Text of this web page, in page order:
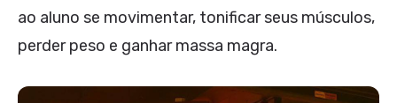
ao aluno se movimentar, tonificar seus músculos,
perder peso e ganhar massa magra.